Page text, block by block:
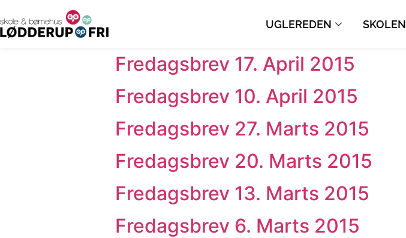
UGLEREDEN SKOLEN
Fredagsbrev 17. April 2015
Fredagsbrev 10. April 2015
Fredagsbrev 27. Marts 2015
Fredagsbrev 20. Marts 2015
Fredagsbrev 13. Marts 2015
Fredagsbrev 6. Marts 2015